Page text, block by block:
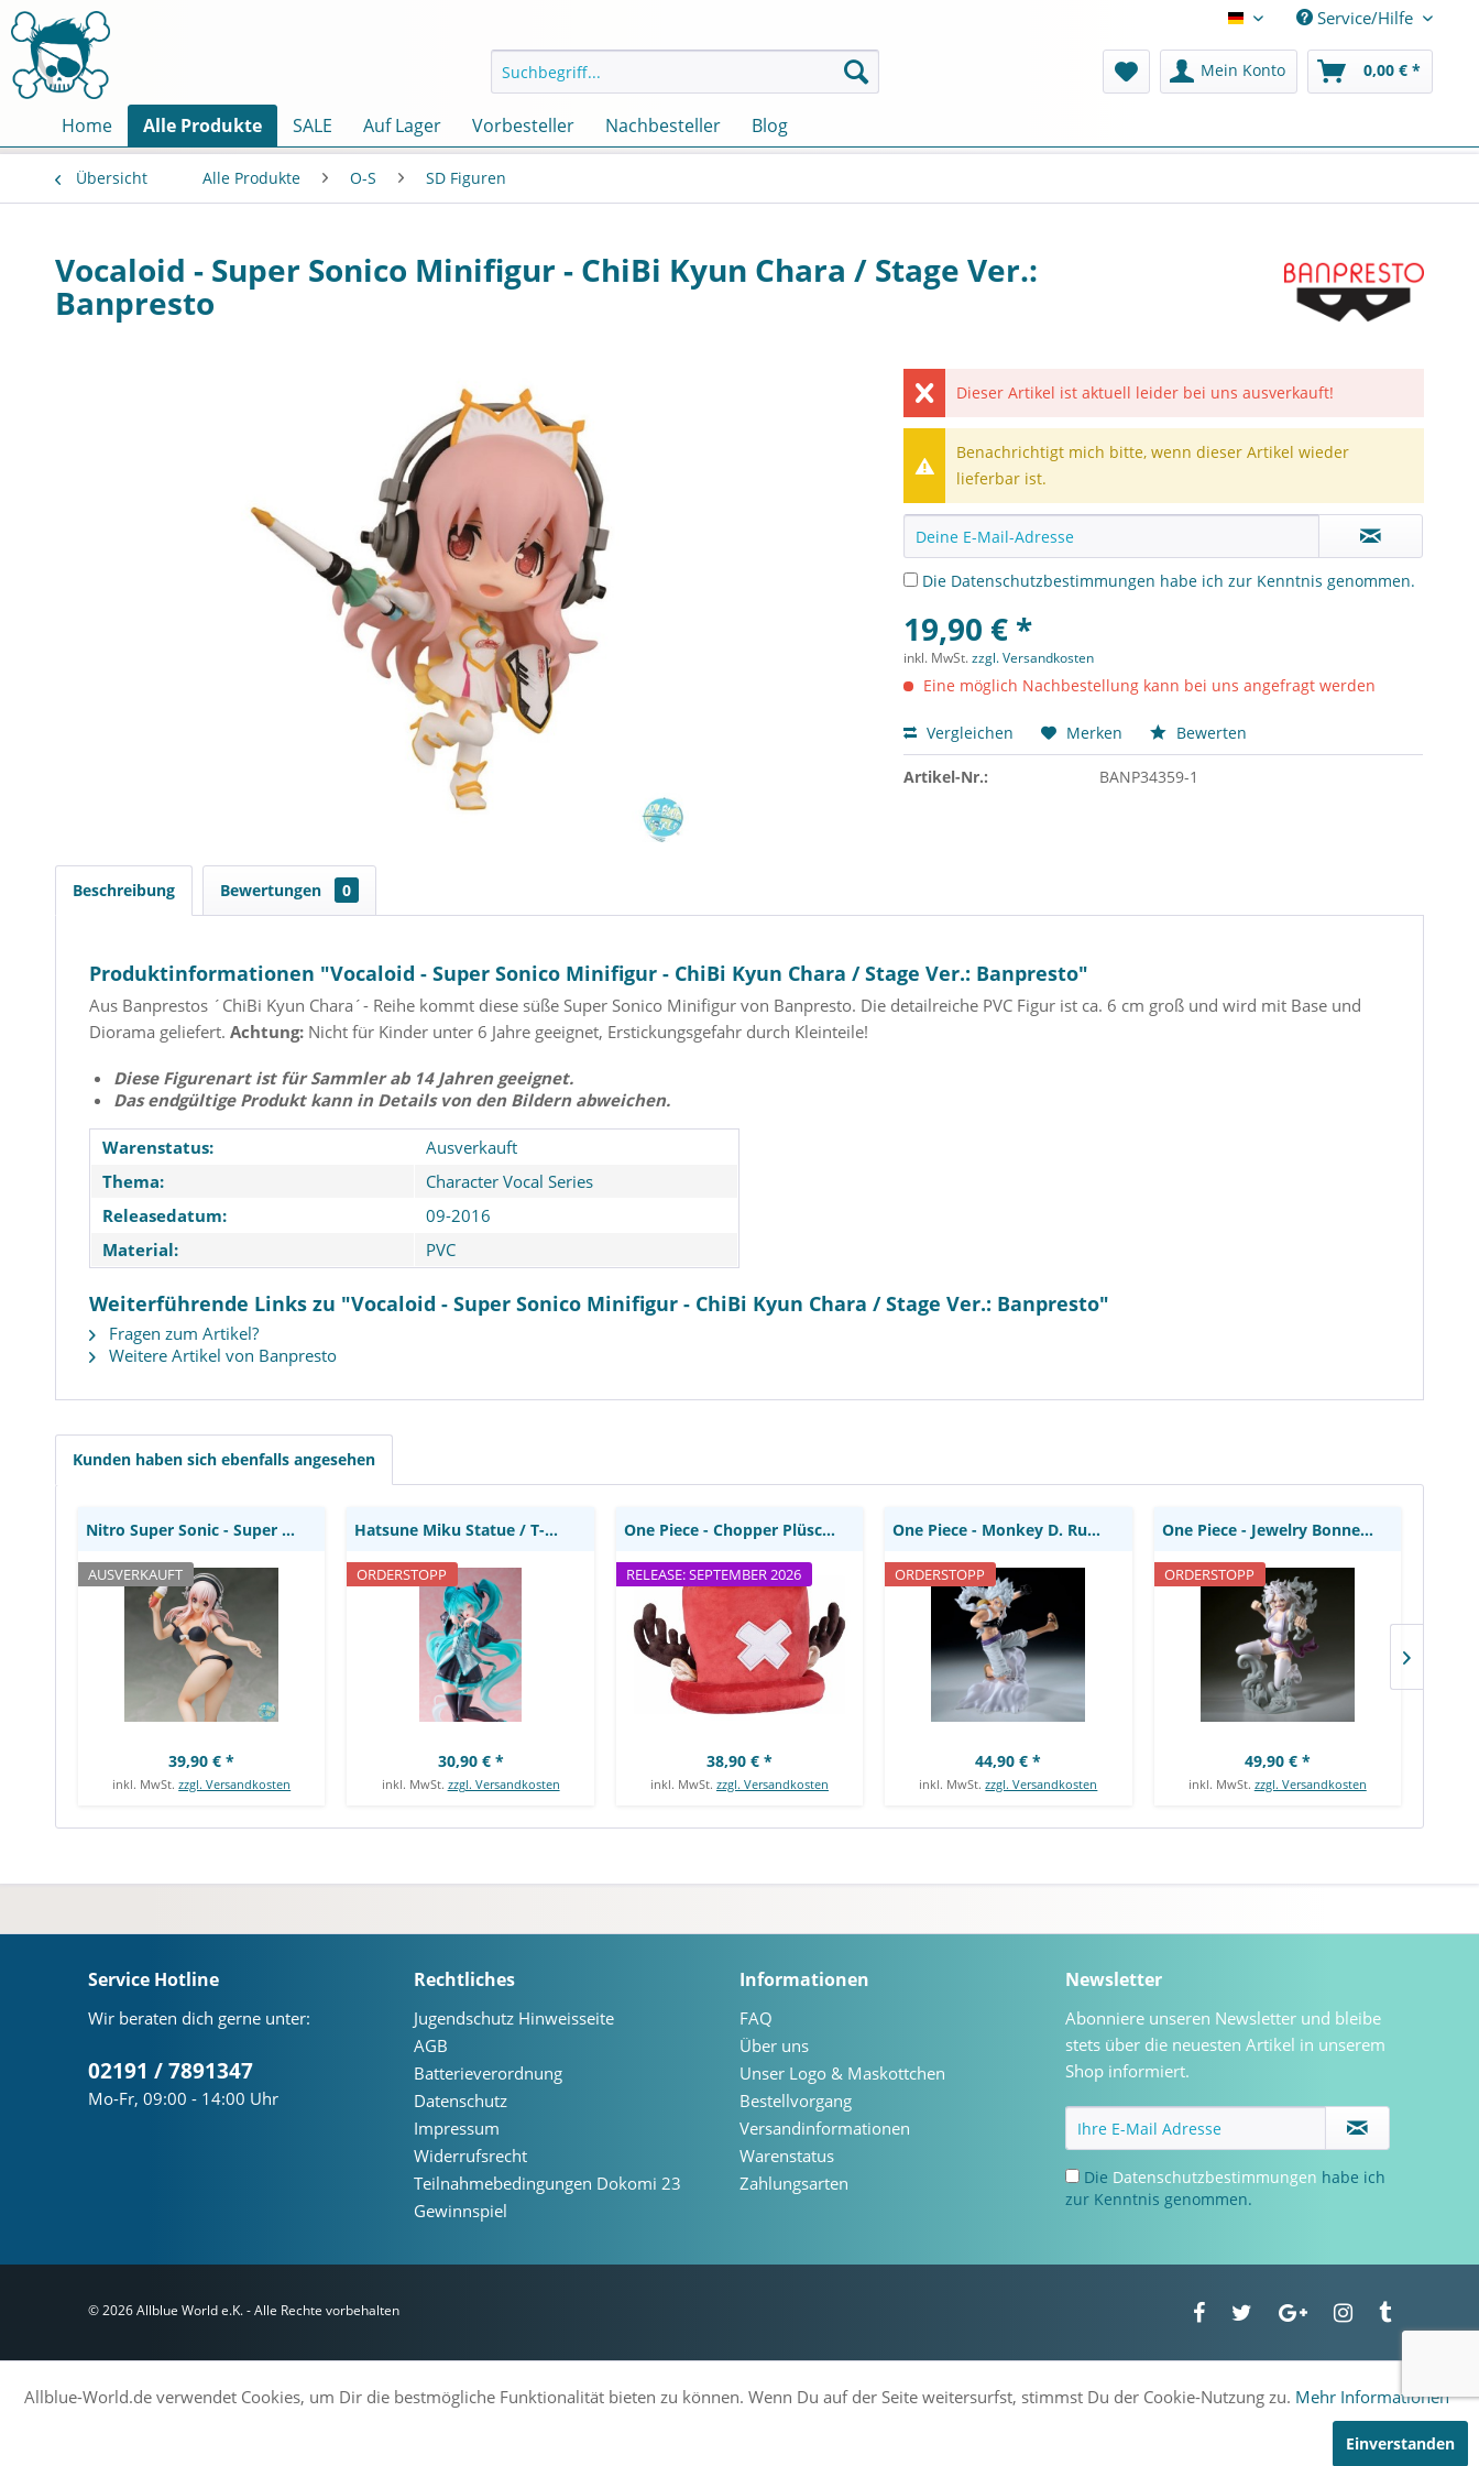
Deutsch Service/Hilfe
Mein Konto 0,00 € *
Home Alle Produkte SALE Auf Lager Vorbesteller Nachbesteller Blog
Übersicht Alle Produkte O-S SD Figuren
Vocaloid - Super Sonico Minifigur - ChiBi Kyun Chara / Stage Ver.:
Banpresto
Dieser Artikel ist aktuell leider bei uns ausverkauft!
Benachrichtigt mich bitte, wenn dieser Artikel wieder
lieferbar ist.
Die Datenschutzbestimmungen habe ich zur Kenntnis genommen.
19,90 € *
inkl. MwSt.zzgl. Versandkosten
Eine möglich Nachbestellung kann bei uns angefragt werden
Vergleichen Merken Bewerten
Artikel-Nr.: BANP34359-1
Beschreibung Bewertungen 0
Produktinformationen "Vocaloid - Super Sonico Minifigur - ChiBi Kyun Chara / Stage Ver.: Banpresto"
Aus Banprestos ´ChiBi Kyun Chara´- Reihe kommt diese süße Super Sonico Minifigur von Banpresto. Die detailreiche PVC Figur ist ca. 6 cm groß und wird mit Base und
Diorama geliefert. Achtung: Nicht für Kinder unter 6 Jahre geeignet, Erstickungsgefahr durch Kleinteile!
Diese Figurenart ist für Sammler ab 14 Jahren geeignet.
Das endgültige Produkt kann in Details von den Bildern abweichen.
Warenstatus:
Ausverkauft
Thema:
Character Vocal Series
Releasedatum:
09-2016
Material:
PVC
Weiterführende Links zu "Vocaloid - Super Sonico Minifigur - ChiBi Kyun Chara / Stage Ver.: Banpresto"
Fragen zum Artikel?
Weitere Artikel von Banpresto
Kunden haben sich ebenfalls angesehen
Nitro Super Sonic - Super
AUSVERKAUFT
Nitro Super Sonic - Super Sonico Statue -...
39,90 € *
inkl. MwSt.zzgl. Versandkosten
ORDERSTOPP
Hatsune Miku Statue / T-Most: Taito Prize
30,90 € *
inkl. MwSt. zzgl. Versandkosten
RELEASE: SEPTEMBER 2026
One Piece - Chopper Plüschmütze: Moose Toys
38,90 € *
inkl. MwSt. zzgl. Versandkosten
ORDERSTOPP
One Piece - Monkey D. Ruffy Figur /...
44,90 € *
inkl. MwSt.zzgl. Versandkosten
ORDERSTOPP
One Piece - Jewelry Bonney Figur / Grandista:...
49,90 € *
inkl. MwSt. zzgl. Versandkosten
Service Hotline
Wir beraten dich gerne unter:
02191 / 7891347
Mo-Fr, 09:00 - 14:00 Uhr
Rechtliches
Jugendschutz Hinweisseite
AGB
Batterieverordnung
Datenschutz
Impressum
Widerrufsrecht
Teilnahmebedingungen Dokomi 23
Gewinnspiel
Informationen
FAQ
Über uns
Unser Logo & Maskottchen
Bestellvorgang
Versandinformationen
Warenstatus
Zahlungsarten
Newsletter
Abonniere unseren Newsletter und bleibe
stets über die neuesten Artikel in unserem
Shop informiert.
Die Datenschutzbestimmungen habe ich
zur Kenntnis genommen.
© 2026 Allblue World e.K. - Alle Rechte vorbehalten
Allblue-World.de verwendet Cookies, um Dir die bestmögliche Funktionalität bieten zu können. Wenn Du auf der Seite weitersurfst, stimmst Du der Cookie-Nutzung zu. Mehr Informationen
Einverstanden